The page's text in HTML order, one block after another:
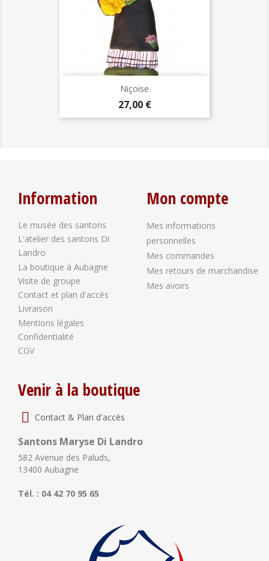
Niçoise
Prix
27,00 €
Information
Le musée des santons
L'atelier des santons Di
Landro
La boutique à Aubagne
Visite de groupe
Contact et plan d'accès
Livraison
Mentions légales
Confidentialité
CGV
Mon compte
Mes informations
personnelles
Mes commandes
Mes retours de marchandise
Mes avoirs
Venir à la boutique
Contact & Plan d'accès
Santons Maryse Di Landro
582 Avenue des Paluds,
13400 Aubagne
Tél. : 04 42 70 95 65